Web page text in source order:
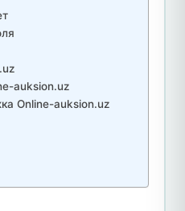
auksion.uz
Online-auksion.uz